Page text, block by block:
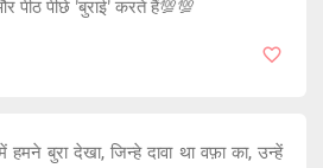
पीठ पीछे 'बुराई' करते हैं💯💯
हमने बुरा देखा, जिन्हे दावा था वफ़ा का, उन्हें